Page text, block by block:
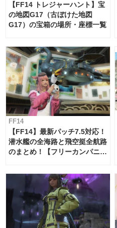
【FF14 トレジャーハント】宝
の地図G17（古ぼけた地図
G17）の宝箱の場所・座標一覧
FF14
【FF14】最新パッチ7.5対応！
潜水艦の全海路と飛空挺全航路
のまとめ！【フリーカンパニ